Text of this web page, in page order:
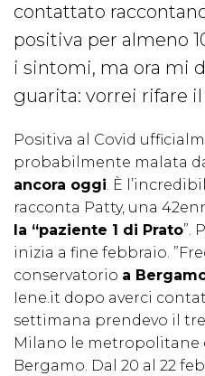
contattato
positiva per almeno
i sintomi, ma ora mi
guarita: vorrei rifare
Positiva al Covid
probabilmente malata
ancora oggi. È
racconta Patty, una
la “paziente 1 di Prato”.
inizia a fine febbraio.
conservatorio a
Iene.it dopo averci
settimana prendevo il
Milano le metropolitane
Bergamo. Dal 20 al 22